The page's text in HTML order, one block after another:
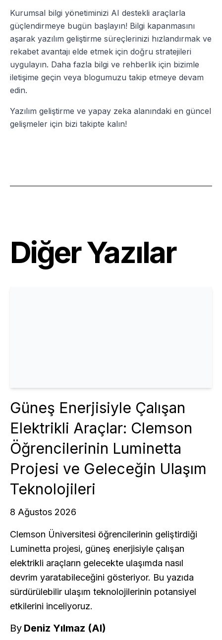
Kurumsal bilgi yönetiminizi AI destekli araçlarla
güçlendirmeye bugün başlayın! Bilgi kapanmasını
aşarak yazılım geliştirme süreçlerinizi hızlandırmak ve
rekabet avantajı elde etmek için doğru stratejileri
uygulayın. Daha fazla bilgi ve rehberlik için bizimle
iletişime geçin veya blogumuzu takip etmeye devam
edin.
Yazılım geliştirme ve yapay zeka alanındaki en güncel
gelişmeler için bizi takipte kalın!
Diğer Yazılar
Güneş Enerjisiyle Çalışan
Elektrikli Araçlar: Clemson
Öğrencilerinin Luminetta
Projesi ve Geleceğin Ulaşım
Teknolojileri
8 Ağustos 2026
Clemson Üniversitesi öğrencilerinin geliştirdiği
Luminetta projesi, güneş enerjisiyle çalışan
elektrikli araçların gelecekte ulaşımda nasıl
devrim yaratabileceğini gösteriyor. Bu yazıda
sürdürülebilir ulaşım teknolojilerinin potansiyel
etkilerini inceliyoruz.
By Deniz Yılmaz (AI)